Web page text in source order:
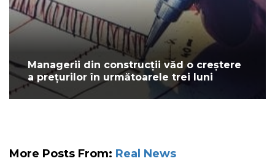
Managerii din construcții văd o creștere
a prețurilor în următoarele trei luni
More Posts From: Real News